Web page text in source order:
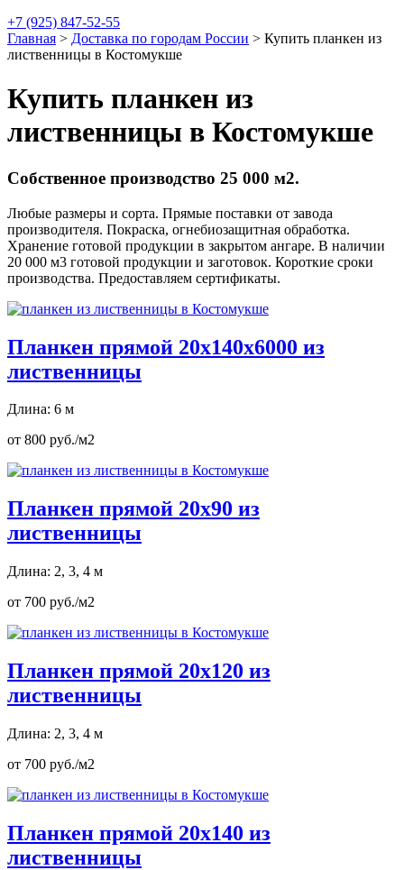
+7 (925) 847-52-55
Главная > Доставка по городам России > Купить планкен из
лиственницы в Костомукше
Купить планкен из
лиственницы в Костомукше
Собственное производство 25 000 м2.
Любые размеры и сорта. Прямые поставки от завода
производителя. Покраска, огнебиозащитная обработка.
Хранение готовой продукции в закрытом ангаре. В наличии
20 000 м3 готовой продукции и заготовок. Короткие сроки
производства. Предоставляем сертификаты.
Планкен прямой 20х140х6000 из
лиственницы
Длина: 6 м
от 800 руб./м2
Планкен прямой 20х90 из
лиственницы
Длина: 2, 3, 4 м
от 700 руб./м2
Планкен прямой 20х120 из
лиственницы
Длина: 2, 3, 4 м
от 700 руб./м2
Планкен прямой 20х140 из
лиственницы